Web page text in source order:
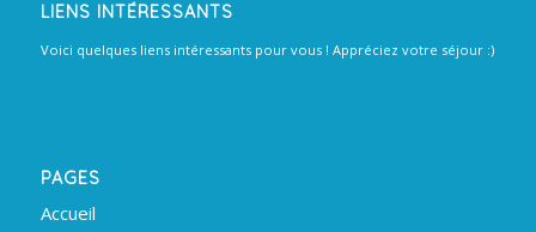
LIENS INTÉRESSANTS
Voici quelques liens intéressants pour vous ! Appréciez votre séjour :)
PAGES
Accueil